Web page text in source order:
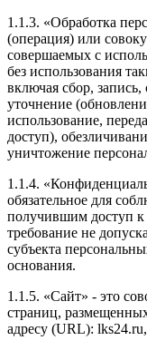
1.1.3. «Обработка
(операция) или
совершаемых с
без использования
включая сбор,
уточнение
использование,
доступ),
уничтожение
1.1.4.
обязательное для
получившим доступ
требование не
субъекта
основания.
1.1.5. «Сайт» - это
страниц,
адресу (URL):